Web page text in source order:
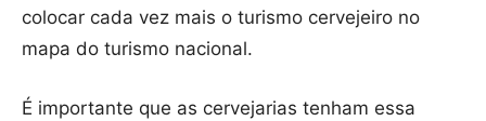
colocar cada vez mais o turismo cervejeiro no
mapa do turismo nacional.
É importante que as cervejarias tenham essa